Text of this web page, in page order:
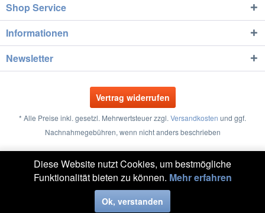
Shop Service
Informationen
Newsletter
Vertrag widerrufen
* Alle Preise inkl. gesetzl. Mehrwertsteuer zzgl. Versandkosten und ggf.
Nachnahmegebühren, wenn nicht anders beschrieben
Versand und Zahlung
Widerrufsrecht Datenschutz
AGB
Impressum
Diese Website nutzt Cookies, um bestmögliche
Funktionalität bieten zu können. Mehr erfahren
Ok, verstanden